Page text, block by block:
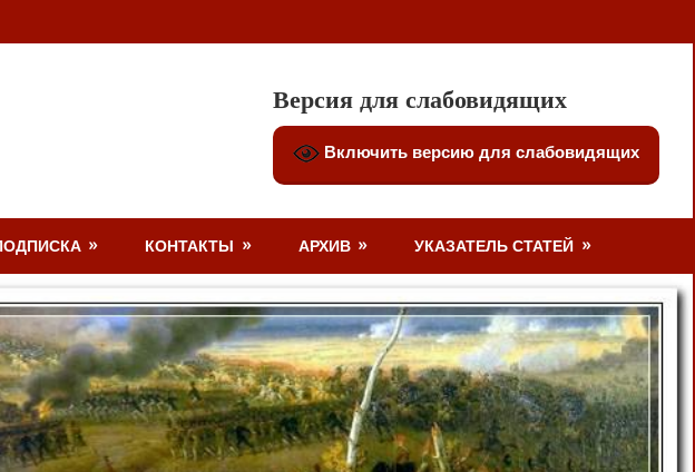
Версия для слабовидящих
Включить версию для слабовидящих
КОНТАКТЫ АРХИВ УКАЗАТЕЛЬ СТАТЕЙ